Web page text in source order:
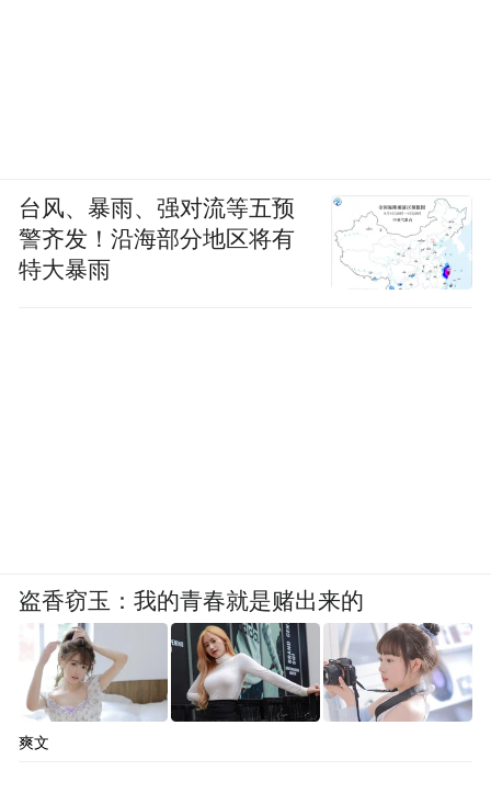
台风、暴雨、强对流等五预
警齐发！沿海部分地区将有
特大暴雨
盗香窃玉：我的青春就是赌出来的
爽文